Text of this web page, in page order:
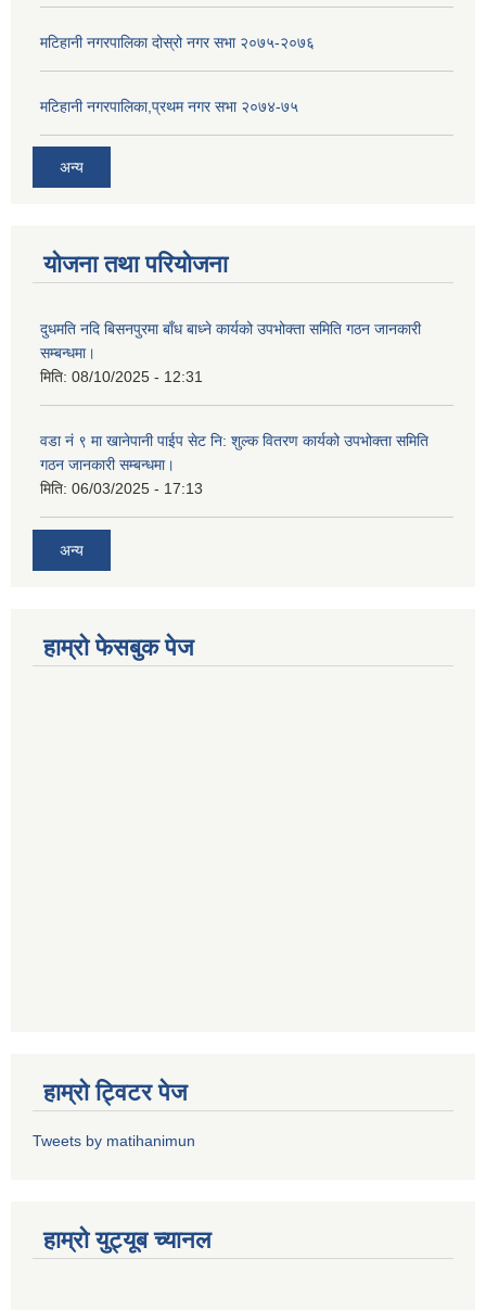
मटिहानी नगरपालिका दोस्रो नगर सभा २०७५-२०७६
मटिहानी नगरपालिका,प्रथम नगर सभा २०७४-७५
अन्य
योजना तथा परियोजना
दुधमति नदि बिसनपुरमा बाँध बाध्ने कार्यको उपभोक्ता समिति गठन जानकारी
सम्बन्धमा।
मिति: 08/10/2025 - 12:31
वडा नं ९ मा खानेपानी पाईप सेट नि: शुल्क वितरण कार्यको उपभोक्ता समिति
गठन जानकारी सम्बन्धमा।
मिति: 06/03/2025 - 17:13
अन्य
हाम्राे फेसबुक पेज
हाम्राे ट्विटर पेज
Tweets by matihanimun
हाम्रो युट्यूब च्यानल